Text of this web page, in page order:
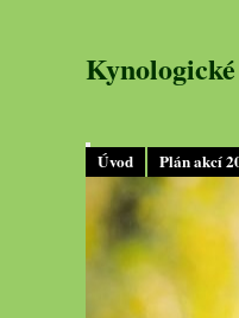
Úvod Plán akcí